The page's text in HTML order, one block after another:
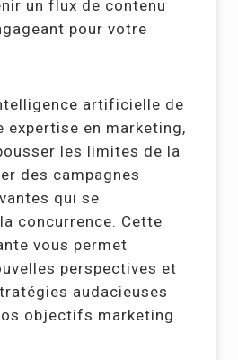
un flux de contenu
pour votre
artificielle de
expertise en marketing,
les limites de la
des campagnes
qui se
concurrence. Cette
vous permet
perspectives et
audacieuses
objectifs marketing.